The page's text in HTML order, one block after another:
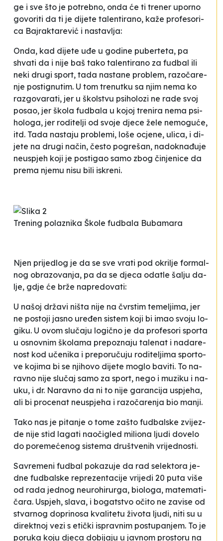
ge i sve što je po­tre­bno, on­da će ti tre­ner upor­no
go­vo­ri­ti da ti je di­je­te ta­len­ti­ra­no, ka­že pro­fe­so­ri­
ca Baj­ra­kta­re­vić i nas­tav­lja:
On­da, kad di­je­te uđe u go­di­ne pu­ber­te­ta, pa
shva­ti da i ni­je baš ta­ko ta­len­ti­ra­no za fu­dbal ili
ne­ki dru­gi sport, ta­da nas­ta­ne pro­blem, ra­zo­ča­re­
nje pos­ti­gnu­tim. U tom tre­nut­ku sa njim ne­ma ko
raz­go­va­ra­ti, jer u škol­stvu psi­ho­lo­zi ne ra­de svoj
po­sao, jer ško­la fu­dba­la u ko­joj tre­ni­ra ne­ma psi­
ho­lo­ga, jer ro­di­te­lji od svo­je dje­ce že­le ne­mo­gu­će,
itd. Ta­da nas­ta­ju pro­ble­mi, lo­še ocje­ne, uli­ca, i di­
je­te na dru­gi na­čin, čes­to po­gre­šan, na­do­kna­đu­je
ne­us­pjeh ko­ji je pos­ti­gao sa­mo zbog či­nje­ni­ce da
pre­ma nje­mu ni­su bi­li is­kre­ni.
Trening polaznika Škole fudbala Bubamara
Njen pri­je­dlog je da se sve vra­ti pod okri­lje for­mal­
nog obra­zo­va­nja, pa da se dje­ca oda­tle ša­lju da­
lje, gdje će brže na­pre­do­va­ti:
U na­šoj drža­vi ni­šta ni­je na čvrstim te­me­lji­ma, jer
ne pos­to­ji ja­sno ure­đen sis­tem ko­ji bi imao svo­ju lo­
gi­ku. U ovom slu­ča­ju lo­gi­čno je da pro­fe­so­ri spor­ta
u osno­vnim ško­la­ma pre­po­zna­ju ta­le­nat i na­da­re­
nost kod uče­ni­ka i pre­po­ru­ču­ju ro­di­te­lji­ma spor­to­
ve ko­ji­ma bi se nji­ho­vo di­je­te mo­glo ba­vi­ti. To na­
ra­vno ni­je slu­čaj sa­mo za sport, ne­go i mu­zi­ku i na­
uku, i dr. Na­ra­vno da ni to ni­je ga­ran­ci­ja us­pje­ha,
ali bi pro­ce­nat ne­us­pje­ha i ra­zo­ča­re­nja bio ma­nji.
Ta­ko nas je pi­ta­nje o to­me za­što fu­dbal­ske zvi­jez­
de ni­je stid la­ga­ti na­oči­gled mi­li­ona lju­di do­ve­lo
do po­re­me­će­n­og sis­te­ma druš­tve­nih vri­je­dnos­ti.
Sa­vre­me­ni fu­dbal po­ka­zu­je da rad se­le­kto­ra je­
dne fu­dbal­ske re­pre­zen­ta­ci­je vri­je­di 20 pu­ta vi­še
od rada je­dnog ne­uro­hi­rur­ga, bi­olo­ga, ma­te­ma­ti­
ča­ra. Us­pjeh, sla­va, i bo­gat­stvo oči­to ne za­vi­se od
stvar­nog do­pri­no­sa kva­li­te­tu ži­vo­ta lju­di, ni­ti su u
di­rek­tnoj ve­zi s eti­čki is­pra­vnim pos­tu­pa­njem. To je
po­ru­ka ko­ju dje­ca do­bi­ja­ju u ja­vnom pros­to­ru na